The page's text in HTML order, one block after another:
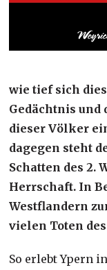
wie tief sich
Gedächtnis und
dieser Völker
dagegen steht
Schatten des 2.
Herrschaft. In
Westflandern
vielen Toten
So erlebt Ypern